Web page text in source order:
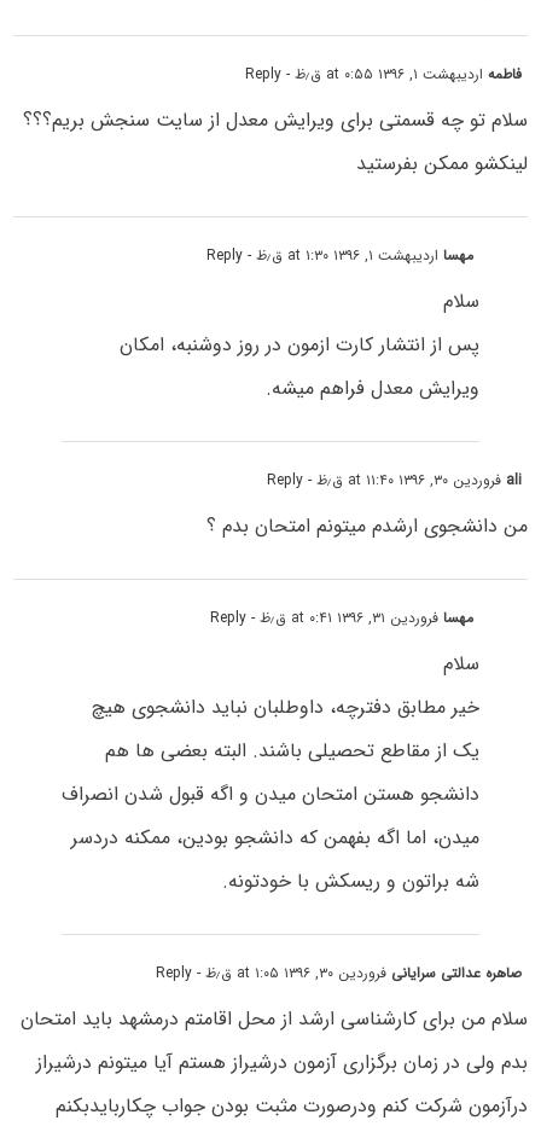
فاطمهاردیبهشت ۱, ۱۳۹۶ at ۰:۵۵ ق٫ظ - Reply
سلام تو چه قسمتی برای ویرایش معدل از سایت سنجش بریم؟؟؟
لینکشو ممکن بفرستید
مهسااردیبهشت ۱, ۱۳۹۶ at ۱:۳۰ ق٫ظ - Reply
سلام
پس از انتشار کارت ازمون در روز دوشنبه، امکان
ویرایش معدل فراهم میشه.
ali فروردین ۳۰, ۱۳۹۶ at ۱۱:۴۰ ق٫ظ - Reply
من دانشجوی ارشدم میتونم امتحان بدم ؟
مهسافروردین ۳۱, ۱۳۹۶ at ۰:۴۱ ق٫ظ - Reply
سلام
خیر مطابق دفترچه، داوطلبان نباید دانشجوی هیچ
یک از مقاطع تحصیلی باشند. البته بعضی ها هم
دانشجو هستن امتحان میدن و اگه قبول شدن انصراف
میدن، اما اگه بفهمن که دانشجو بودین، ممکنه دردسر
شه براتون و ریسکش با خودتونه.
صاهره عدالتی سرایانی فروردین ۳۰, ۱۳۹۶ at ۱:۰۵ ق٫ظ - Reply
سلام من برای کارشناسی ارشد از محل اقامتم درمشهد باید امتحان
بدم ولی در زمان برگزاری آزمون درشیراز هستم آیا میتونم درشیراز
درآزمون شرکت کنم ودرصورت مثبت بودن جواب چکاربایدبکنم